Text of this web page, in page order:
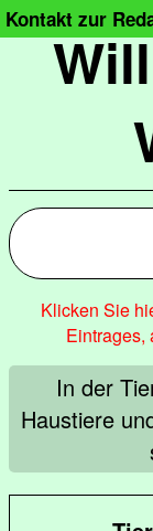
Kontakt zur
Klicken Sie
Eintrages,
In der
Haustiere